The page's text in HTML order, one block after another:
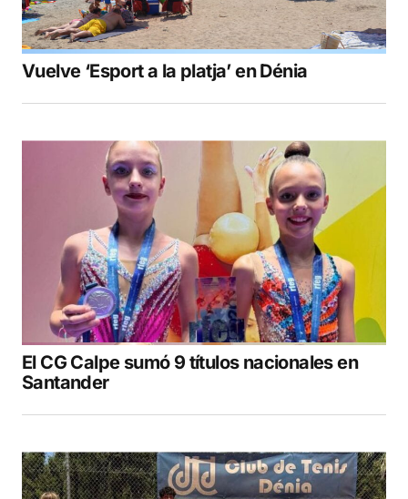
Vuelve ‘Esport a la platja’ en Dénia
El CG Calpe sumó 9 títulos nacionales en
Santander